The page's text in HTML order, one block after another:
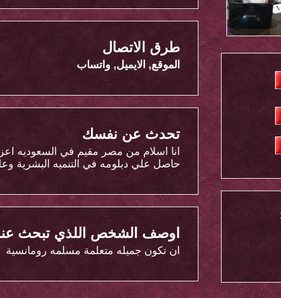
طرق الاتصال
الموقع, الايميل, واتساب
تحدث عن نفسك
حاصل علي دبلومه في التنميه البشرية
اوصف الشخص اللذي تبحث
ان تكون جميله متعلمة مسلمه رومانسية